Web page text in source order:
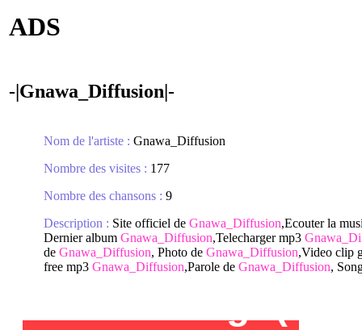
ADS
-|Gnawa_Diffusion|-
Nom de l'artiste : Gnawa_Diffusion
Nombre des visites : 177
Nombre des chansons : 9
Description : Site officiel de Gnawa_Diffusion,Ecouter la
Dernier album Gnawa_Diffusion,Telecharger mp3
de Gnawa_Diffusion, Photo de Gnawa_Diffusion,Video clip
free mp3 Gnawa_Diffusion,Parole de Gnawa_Diffusion,